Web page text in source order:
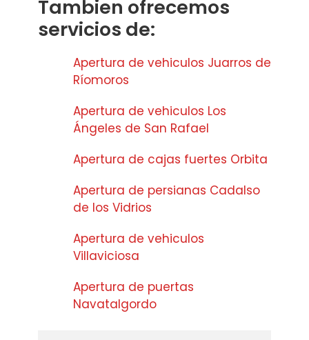
Tambien ofrecemos
servicios de:
Apertura de vehiculos Juarros de
Ríomoros
Apertura de vehiculos Los
Ángeles de San Rafael
Apertura de cajas fuertes Orbita
Apertura de persianas Cadalso
de los Vidrios
Apertura de vehiculos
Villaviciosa
Apertura de puertas
Navatalgordo